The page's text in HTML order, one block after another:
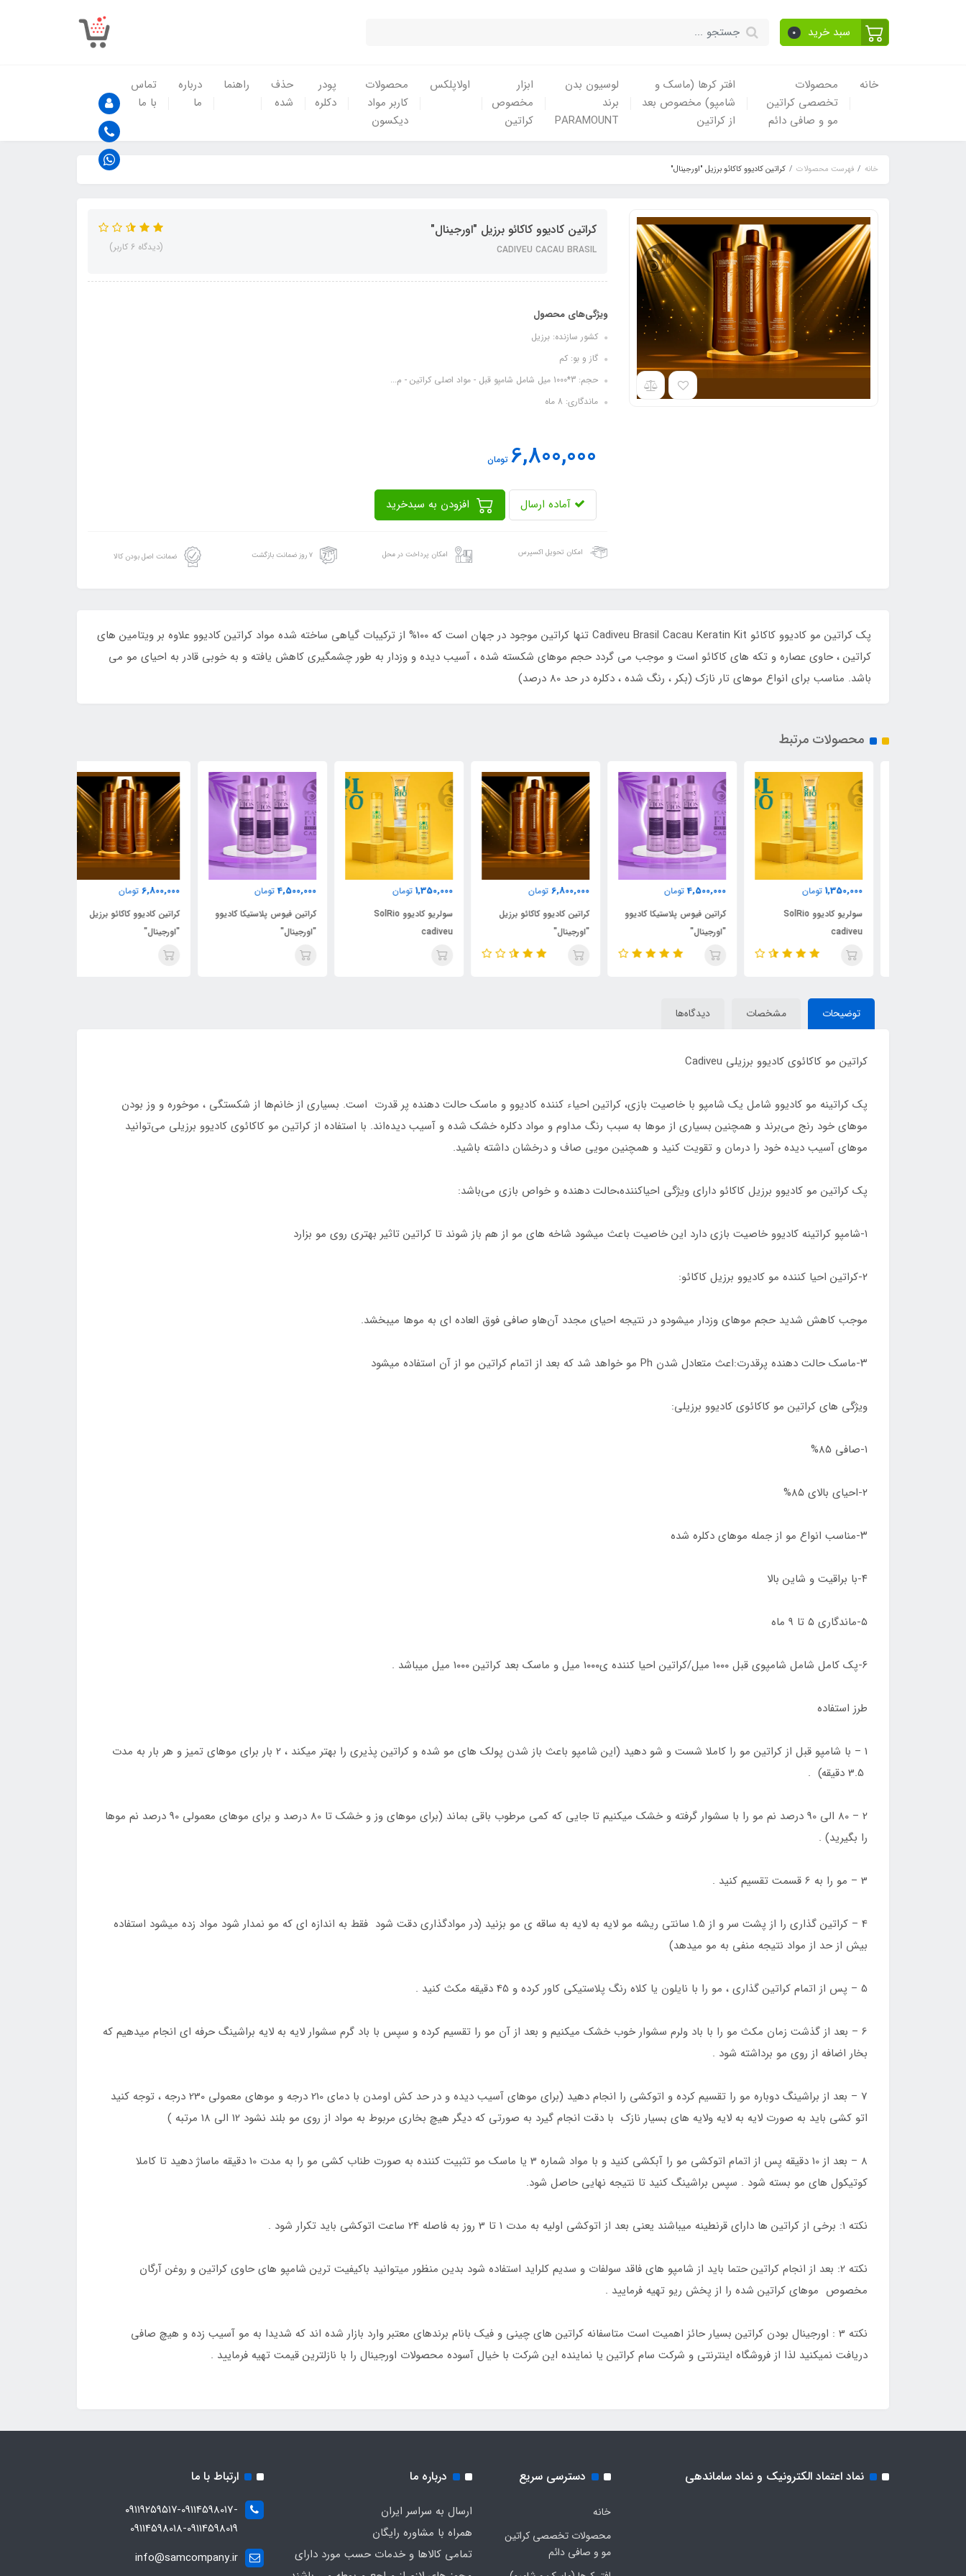
سبد خرید 0
خانه
محصولات
تخصصی کراتین
مو و صافی دائم
افتر کرها (ماسک و
شامپو) مخصوص بعد
از کراتین
لوسیون بدن
برند
PARAMOUNT
ابزار
مخصوص
کراتین
اولاپلکس
محصولات
کاربر مواد
دیکسون
پودر
دکلره
حذف
شده
راهنما
درباره
ما
تماس
با ما
خانه فهرست محصولات کراتین کادیوو کاکائو برزیل "اورجینال"
کراتین کادیوو کاکائو برزیل "اورجینال"
CADIVEU CACAU BRASIL (دیدگاه 6 کاربر)
ویژگی‌های محصول
کشور سازنده: برزیل
گاز و بو: کم
حجم: 3*1000 میل شامل شامپو قبل - مواد اصلی کراتین - م...
ماندگاری: 8 ماه
6,800,000تومان
آماده ارسال
امکان تحویل اکسپرس امکان پرداخت در محل ۷ روز ضمانت بازگشت ضمانت اصل بودن کالا
پک کراتین مو کادیوو کاکائو Cadiveu Brasil Cacau Keratin Kit تنها کراتین موجود در جهان است که ۱۰۰% از ترکیبات گیاهی ساخته شده مواد کراتین کادیوو علاوه بر ویتامین های
کراتین ، حاوی عصاره و تکه های کاکائو است و موجب می گردد حجم موهای شکسته شده ، آسیب دیده و وزدار به طور چشمگیری کاهش یافته و به خوبی قادر به احیای مو می
باشد. مناسب برای انواع موهای تار نازک (بکر ، رنگ شده ، دکلره در حد 80 درصد)
محصولات مرتبط
1,350,000 تومان
سولریو کادیوو SolRio
cadiveu
4,500,000 تومان
کراتین فیوس پلاستیکا کادیوو
"اورجینال"
6,800,000 تومان
کراتین کادیوو کاکائو برزیل
"اورجینال"
1,350,000 تومان
سولریو کادیوو SolRio
cadiveu
4,500,000 تومان
کراتین فیوس پلاستیکا کادیوو
"اورجینال"
6,800,000 تومان
کراتین کادیوو کاکائو برزیل
"اورجینال"
توضیحات مشخصات دیدگاه‌ها
کراتین مو کاکائوی کادیوو برزیلی Cadiveu
پک کراتینه مو کادیوو شامل یک شامپو با خاصیت بازی، کراتین احیاء کننده کادیوو و ماسک حالت دهنده پر قدرت است. بسیاری از خانم‌ها از شکستگی ، موخوره و وز بودن
موهای خود رنج می‌برند و همچنین بسیاری از موها به سبب رنگ مداوم و مواد دکلره خشک شده و آسیب دیده‌اند. با استفاده از کراتین مو کاکائوی کادیوو برزیلی می‌توانید
موهای آسیب دیده خود را درمان و تقویت کنید و همچنین مویی صاف و درخشان داشته باشید.
پک کراتین مو کادیوو برزیل کاکائو دارای ویژگی احیاکننده،حالت دهنده و خواص بازی می‌باشد:
۱-شامپو کراتینه کادیوو خاصیت بازی دارد این خاصیت باعث میشود شاخه های مو از هم باز شوند تا کراتین تاثیر بهتری روی مو بزارد
۲-کراتین احیا کننده مو کادیوو برزیل کاکائو:
موجب کاهش شدید حجم موهای وزدار میشودو در نتیجه احیای مجدد آن‌‏هاو صافی فوق العاده ای به موها میبخشد.
۳-ماسک حالت دهنده پرقدرت:اعث متعادل شدن Ph مو خواهد شد که بعد از اتمام کراتین مو از آن استفاده میشود
ویژگی های کراتین مو کاکائوی کادیوو برزیلی:
۱-صافی ۸۵%
۲-احیای بالای ۸۵%
۳-مناسب انواع مو از جمله موهای دکلره شده
۴-با براقیت و شاین بالا
۵-ماندگاری ۵ تا ۹ ماه
۶-پک کامل شامل شامپوی قبل ۱۰۰۰ میل/کراتین احیا کننده ی۱۰۰۰ میل و ماسک بعد کراتین ۱۰۰۰ میل میباشد .
طرز استفاده
1 – با شامپو قبل از کراتین مو را کاملا شست و شو دهید (این شامپو باعث باز شدن پولک های مو شده و کراتین پذیری را بهتر میکند ، 2 بار برای موهای تمیز و هر بار به مدت
2 – 80 الی 90 درصد نم مو را با سشوار گرفته و خشک میکنیم تا جایی که کمی مرطوب باقی بماند (برای موهای وز و خشک تا 80 درصد و برای موهای معمولی 90 درصد نم موها
را بگیرید) .
3 – مو را به 6 قسمت تقسیم کنید .
4 – کراتین گذاری را از پشت سر و از 1.5 سانتی ریشه مو لایه به لایه به ساقه ی مو بزنید (در موادگذاری دقت شود فقط به اندازه ای که مو نمدار شود مواد زده میشود استفاده
بیش از حد از مواد نتیجه منفی به مو میدهد)
5 – پس از اتمام کراتین گذاری ، مو را با نایلون یا کلاه رنگ پلاستیکی کاور کرده و 45 دقیقه مکث کنید .
6 – بعد از گذشت زمان مکث مو را با باد ولرم سشوار خوب خشک میکنیم و بعد از آن مو را تقسیم کرده و سپس با باد گرم سشوار لایه به لایه براشینگ حرفه ای انجام میدهیم که
بخار اضافه از روی مو برداشته شود .
7 – بعد از براشینگ دوباره مو را تقسیم کرده و اتوکشی را انجام دهید (برای موهای آسیب دیده و در حد کش اومدن با دمای 210 درجه و موهای معمولی 230 درجه ، توجه کنید
اتو کشی باید به صورت لایه به لایه ولایه های بسیار نازک با دقت انجام گیرد به صورتی که دیگر هیچ بخاری مربوط به مواد از روی مو بلند نشود 12 الی 18 مرتبه )
8 – بعد از 10 دقیقه پس از اتمام اتوکشی مو را آبکشی کنید و با مواد شماره 3 یا ماسک مو تثبیت کننده به صورت طناب کشی مو را به مدت 10 دقیقه ماساژ دهید تا کاملا
کوتیکول های مو بسته شود . سپس براشینگ کنید تا نتیجه نهایی حاصل شود.
نکته 1: برخی از کراتین ها دارای قرنطینه میباشند یعنی بعد از اتوکشی اولیه به مدت 1 تا 3 روز به فاصله 24 ساعت اتوکشی باید تکرار شود .
نکته 2: بعد از انجام کراتین حتما باید از شامپو های فاقد سولفات و سدیم کلراید استفاده شود بدین منظور میتوانید باکیفیت ترین شامپو های حاوی کراتین و روغن آرگان
مخصوص موهای کراتین شده را از پخش ریو تهیه فرمایید .
نکته 3 : اورجینال بودن کراتین بسیار حائز اهمیت است متاسفانه کراتین های چینی و فیک بانام برندهای معتبر وارد بازار شده اند که شدیدا به مو آسیب زده و هیچ صافی
دریافت نمیکنید لذا از فروشگاه اینترنتی و شرکت سام کراتین یا نماینده این شرکت با خیال آسوده محصولات اورجینال را با نازلترین قیمت تهیه فرمایید .
نماد اعتماد الکترونیک و نماد ساماندهی دسترسی سریع
خانه
محصولات تخصصی کراتین
مو و صافی دائم
درباره ما
ارسال به سراسر ایران
همراه با مشاوره رایگان
تمامی کالاها و خدمات حسب مورد دارای
ارتباط با ما
۰۹۱۱۹۲۵۹۵۱۷-09114598017-
09114598018-09114598019
info@samcompany.ir